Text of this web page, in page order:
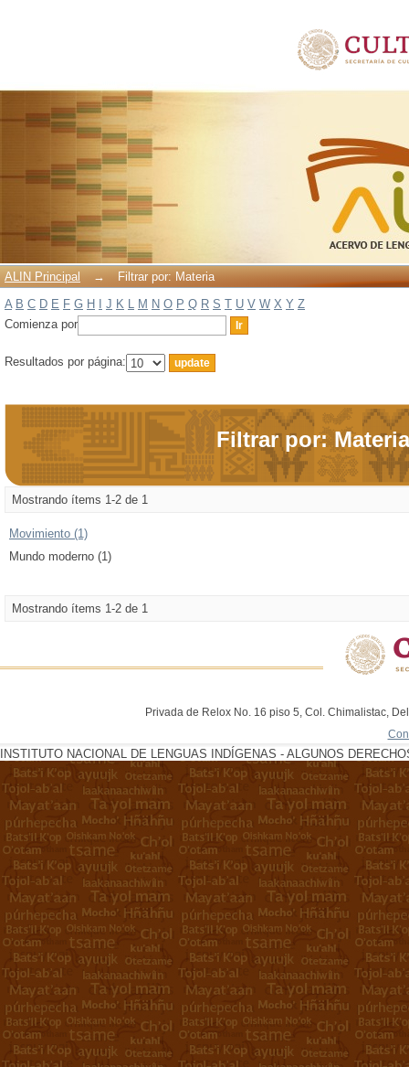
ALIN Principal →
Filtrar por: Materia
A B C D E F G H J K L M N O P Q R S T U V W X Y Z
Comienza por
Resultados por página:
Filtrar por: Materia
Mostrando ítems 1-2 de 1
Movimiento (1)
Mundo moderno (1)
Mostrando ítems 1-2 de 1
Privada de Relox No. 16 piso 5, Col. Chimalistac,
INSTITUTO NACIONAL DE LENGUAS INDÍGENAS - ALGUNOS